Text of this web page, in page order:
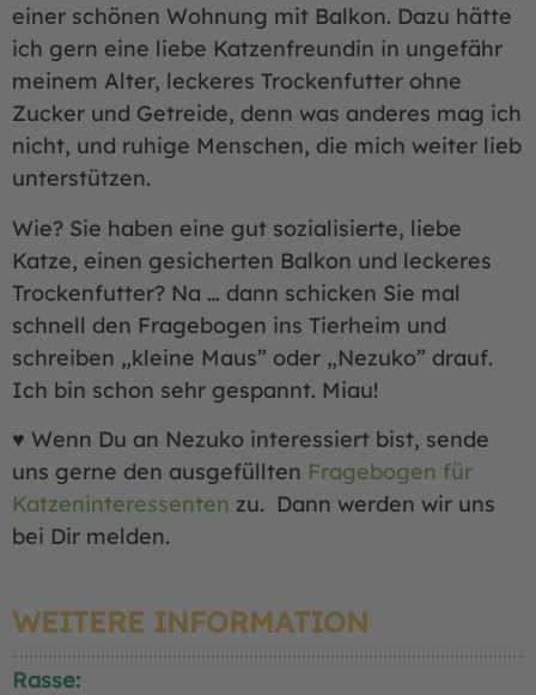
einer schönen Wohnung mit Balkon. Dazu hätte
ich gern eine liebe Katzenfreundin in ungefähr
meinem Alter, leckeres Trockenfutter ohne
Zucker und Getreide, denn was anderes mag ich
nicht, und ruhige Menschen, die mich weiter lieb
unterstützen.
Wie? Sie haben eine gut sozialisierte, liebe
Katze, einen gesicherten Balkon und leckeres
Trockenfutter? Na … dann schicken Sie mal
schnell den Fragebogen ins Tierheim und
schreiben „kleine Maus” oder „Nezuko” drauf.
Ich bin schon sehr gespannt. Miau!
♥ Wenn Du an Nezuko interessiert bist, sende
uns gerne den ausgefüllten Fragebogen für
Katzeninteressenten zu. Dann werden wir uns
bei Dir melden.
WEITERE INFORMATION
Rasse: